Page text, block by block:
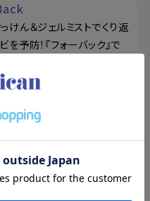
けん＆ジェルミストでくり返
を予防！『フォーバック』で
ルーツ
を、濃密ねばり泡が吸着！
ュな米ぬかをたっぷり配合
素洗顔パウダー